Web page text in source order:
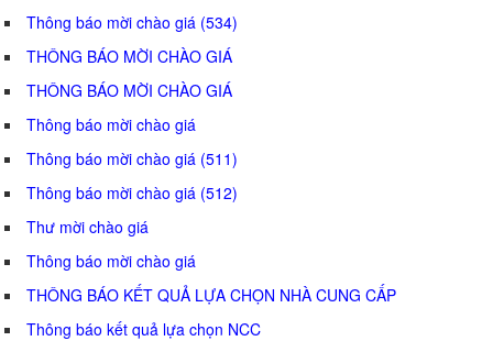
Thông báo mời chào giá (534)
THÔNG BÁO MỜI CHÀO GIÁ
THÔNG BÁO MỜI CHÀO GIÁ
Thông báo mời chào giá
Thông báo mời chào giá (511)
Thông báo mời chào giá (512)
Thư mời chào giá
Thông báo mời chào giá
THÔNG BÁO KẾT QUẢ LỰA CHỌN NHÀ CUNG CẤP
Thông báo kết quả lựa chọn NCC